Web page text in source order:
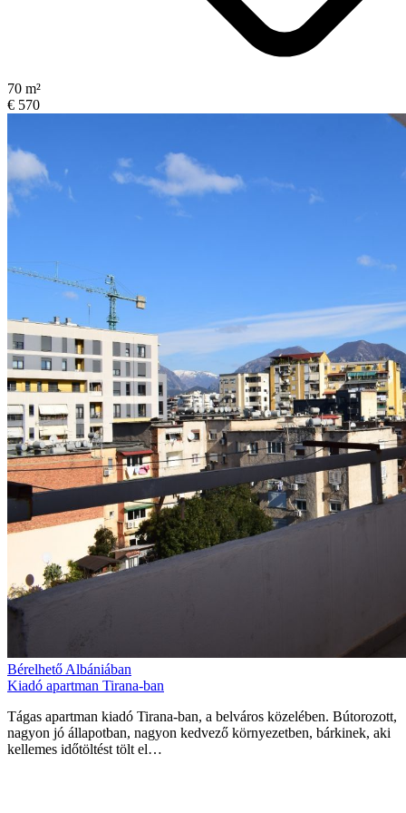
70 m²
€ 570
Bérelhető Albániában
Kiadó apartman Tirana-ban
Tágas apartman kiadó Tirana-ban, a belváros közelében. Bútorozott,
nagyon jó állapotban, nagyon kedvező környezetben, bárkinek, aki
kellemes időtöltést tölt el…